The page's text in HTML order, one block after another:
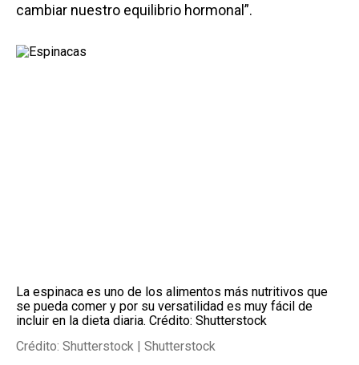
cambiar nuestro equilibrio hormonal”.
La espinaca es uno de los alimentos más nutritivos que
se pueda comer y por su versatilidad es muy fácil de
incluir en la dieta diaria. Crédito: Shutterstock
Crédito: Shutterstock | Shutterstock